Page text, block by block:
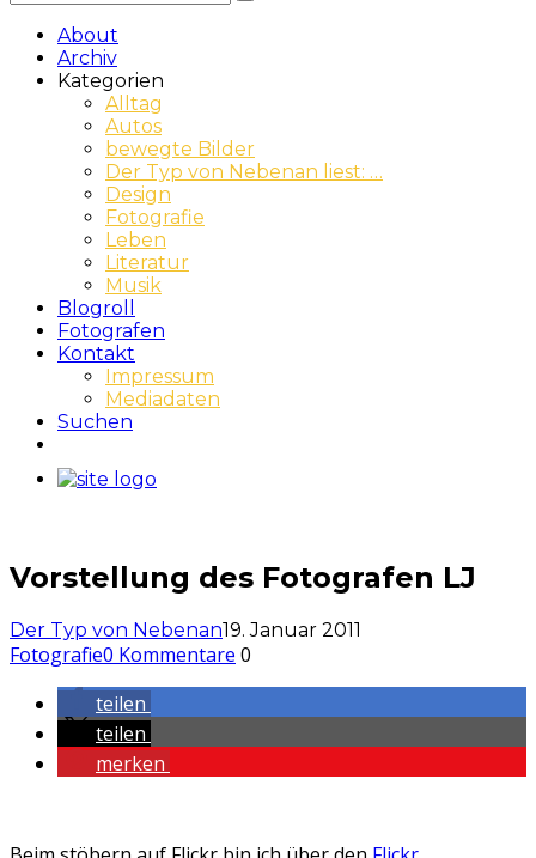
About
Archiv
Kategorien
Alltag
Autos
bewegte Bilder
Der Typ von Nebenan liest: …
Design
Fotografie
Leben
Literatur
Musik
Blogroll
Fotografen
Kontakt
Impressum
Mediadaten
Suchen
Vorstellung des Fotografen LJ
Der Typ von Nebenan19. Januar 2011
Fotografie0 Kommentare 0
teilen
teilen
merken